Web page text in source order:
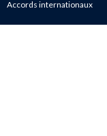
Accords internationaux